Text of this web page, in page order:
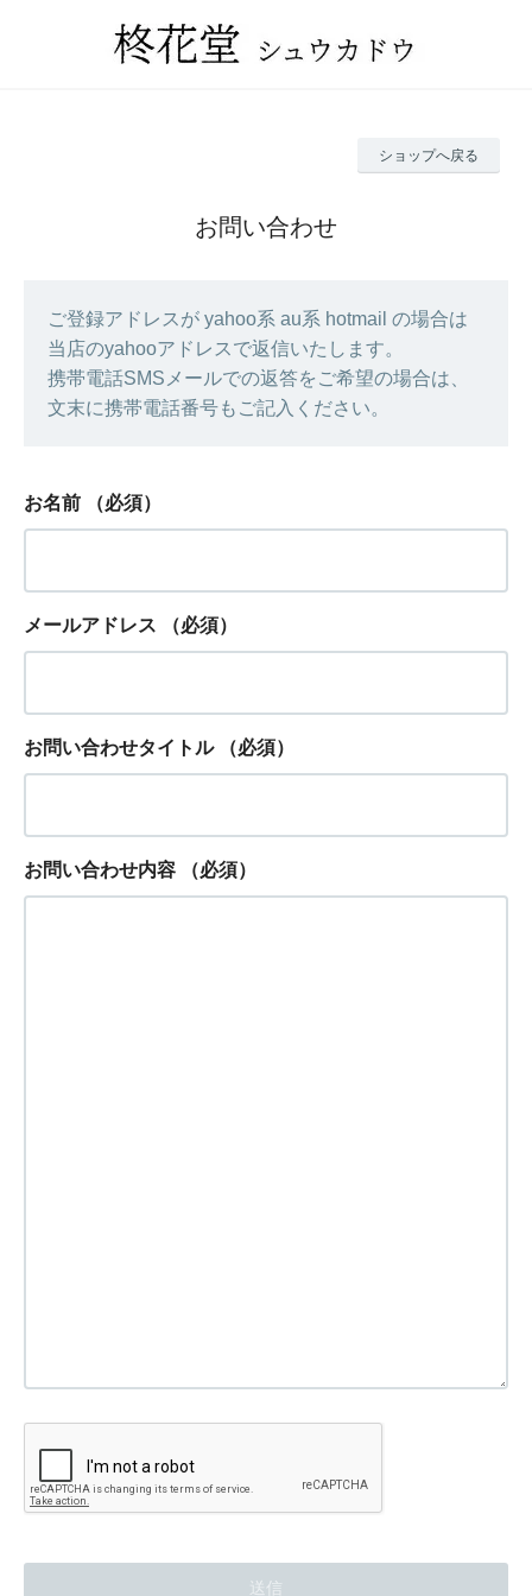
ショップへ戻る
お問い合わせ
ご登録アドレスが yahoo系 au系 hotmail の場合は
当店のyahooアドレスで返信いたします。
携帯電話SMSメールでの返答をご希望の場合は、
文末に携帯電話番号もご記入ください。
お名前 （必須）
メールアドレス （必須）
お問い合わせタイトル （必須）
お問い合わせ内容 （必須）